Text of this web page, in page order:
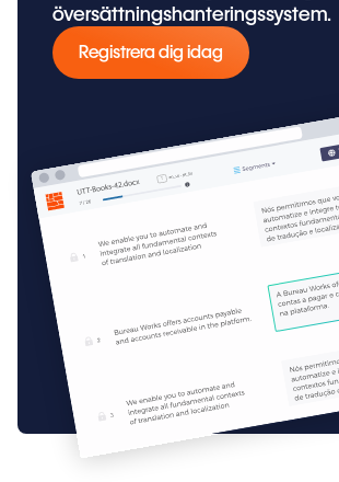
översättningshanteringssystem.
Registrera dig idag